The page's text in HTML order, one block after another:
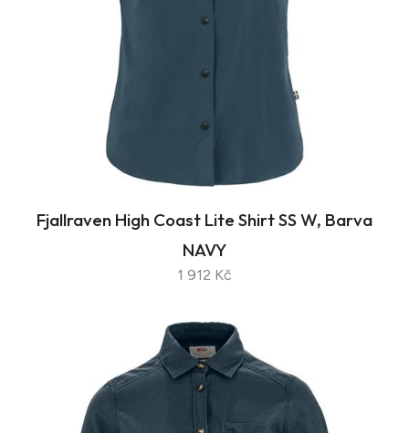
Fjallraven High Coast Lite Shirt SS W, Barva
NAVY
1 912 Kč